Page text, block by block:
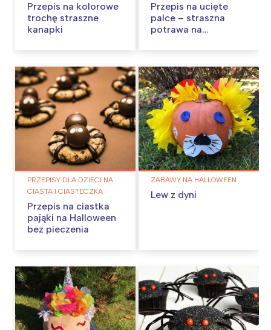
Przepis na kolorowe
trochę straszne
kanapki
Przepis na ucięte
palce – straszna
potrawa na
PRZEPISY DLA DZIECI NA
CIASTA I CIASTECZKA
Przepis na ciastka
pająki na Halloween
bez pieczenia
ZABAWY NA HALLOWEEN
Lew z dyni